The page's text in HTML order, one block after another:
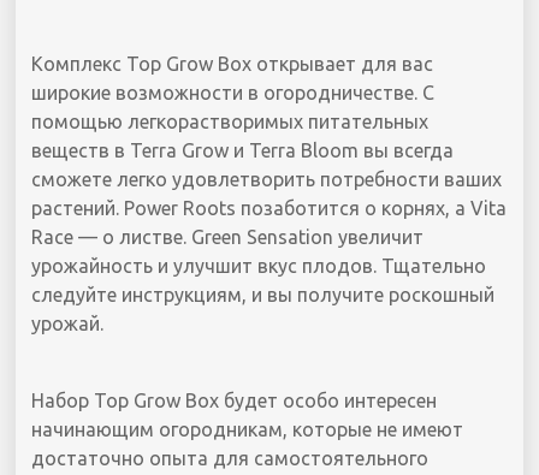
Комплекс Top Grow Box открывает для вас
широкие возможности в огородничестве. С
помощью легкорастворимых питательных
веществ в Terra Grow и Terra Bloom вы всегда
сможете легко удовлетворить потребности ваших
растений. Power Roots позаботится о корнях, а Vita
Race — о листве. Green Sensation увеличит
урожайность и улучшит вкус плодов. Тщательно
следуйте инструкциям, и вы получите роскошный
урожай.
Набор Top Grow Box будет особо интересен
начинающим огородникам, которые не имеют
достаточно опыта для самостоятельного